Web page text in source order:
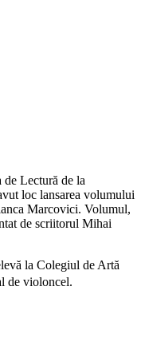
Lectură de la
loc lansarea volumului
Marcovici. Volumul,
de scriitorul Mihai
la Colegiul de Artă
de violoncel.